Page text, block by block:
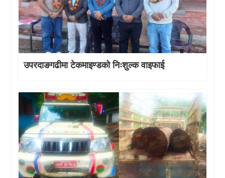
उपरदाङगढीमा टेकमाइण्डको निःशुल्क वाइफाई